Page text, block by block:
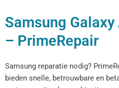
Samsung
– PrimeRepair
Samsung reparatie nodig?
bieden snelle, betrouwbare en